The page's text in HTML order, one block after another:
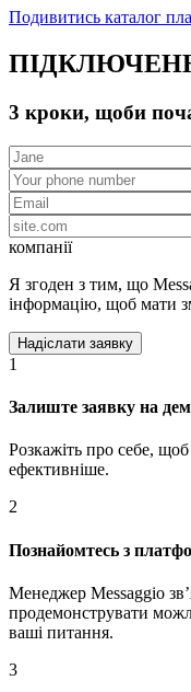
Подивитись каталог
3 кроки, щоби
компанії
Я згоден з тим, що
інформацію, щоб мати
1
Залиште заявку на
Розкажіть про себе,
ефективніше.
2
Познайомтесь з
Менеджер Messaggio
продемонструвати
ваші питання.
3